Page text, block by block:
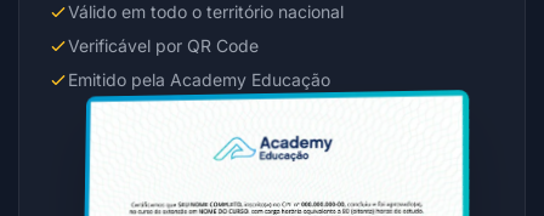
Válido em todo o território nacional
Verificável por QR Code
Emitido pela Academy Educação